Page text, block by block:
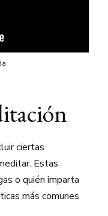
ciertas
Estas
o quién imparta
más comunes